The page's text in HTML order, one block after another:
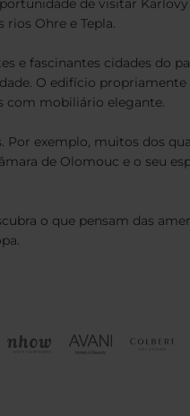
de visitar
Ohre e Tepla.
e fascinantes cidades do
O edifício
com mobiliário elegante.
exemplo, muitos dos
de Olomouc e o seu
o que pensam das